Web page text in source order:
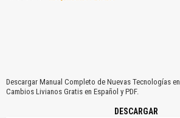
Descargar Manual Completo de Nuevas Tecnologías
Cambios Livianos Gratis en Español y PDF.
DESCARGAR